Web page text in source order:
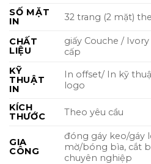
SỐ MẶT
IN
32 trang (2 mặt)
CHẤT
LIỆU
giấy Couche /
cấp
KỸ
THUẬT
IN
In offset/ In kỹ
logo
KÍCH
THƯỚC
Theo yêu cầu
GIA
CÔNG
đóng gáy keo/gáy
mờ/bóng bìa, cắt
chuyên nghiệp